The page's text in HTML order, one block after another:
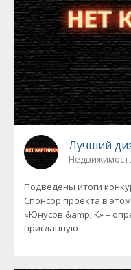
Лучший
Подведены итоги
Спонсор проекта в
«Юнусов &amp; К» –
присланную